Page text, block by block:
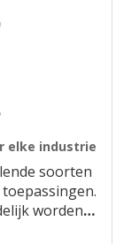
elke industrie
soorten
worden…